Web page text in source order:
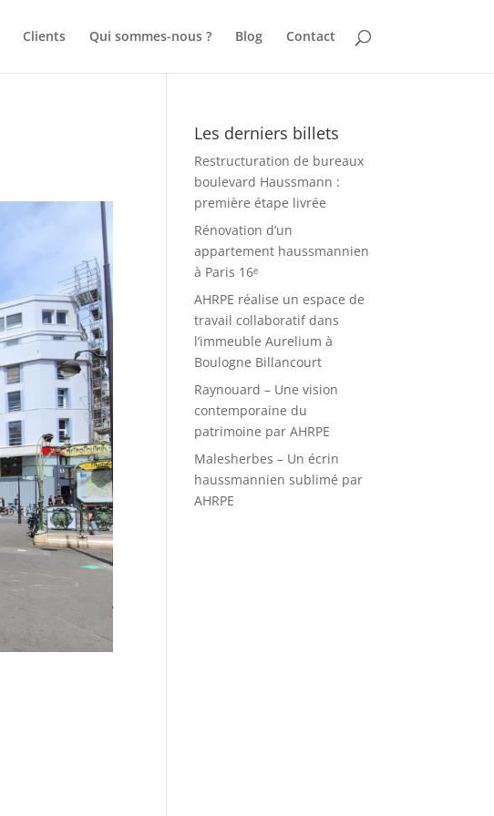
Clients Qui sommes-nous ? Blog Contact
Les derniers billets
Restructuration de bureaux
boulevard Haussmann :
première étape livrée
Rénovation d’un
appartement haussmannien
à Paris 16ᵉ
AHRPE réalise un espace de
travail collaboratif dans
l’immeuble Aurelium à
Boulogne Billancourt
Raynouard – Une vision
contemporaine du
patrimoine par AHRPE
Malesherbes – Un écrin
haussmannien sublimé par
AHRPE